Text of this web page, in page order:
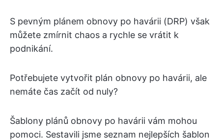
S pevným plánem obnovy po havárii (DRP) však
můžete zmírnit chaos a rychle se vrátit k
podnikání.
Potřebujete vytvořit plán obnovy po havárii, ale
nemáte čas začít od nuly?
Šablony plánů obnovy po havárii vám mohou
pomoci. Sestavili jsme seznam nejlepších šablon